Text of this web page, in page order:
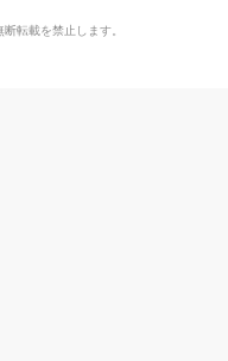
転載を禁止します。